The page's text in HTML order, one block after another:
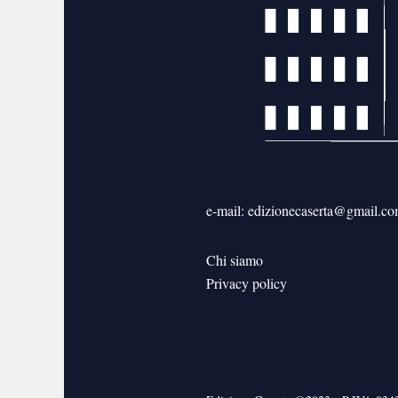
e-mail:
Chi siamo
Privacy policy